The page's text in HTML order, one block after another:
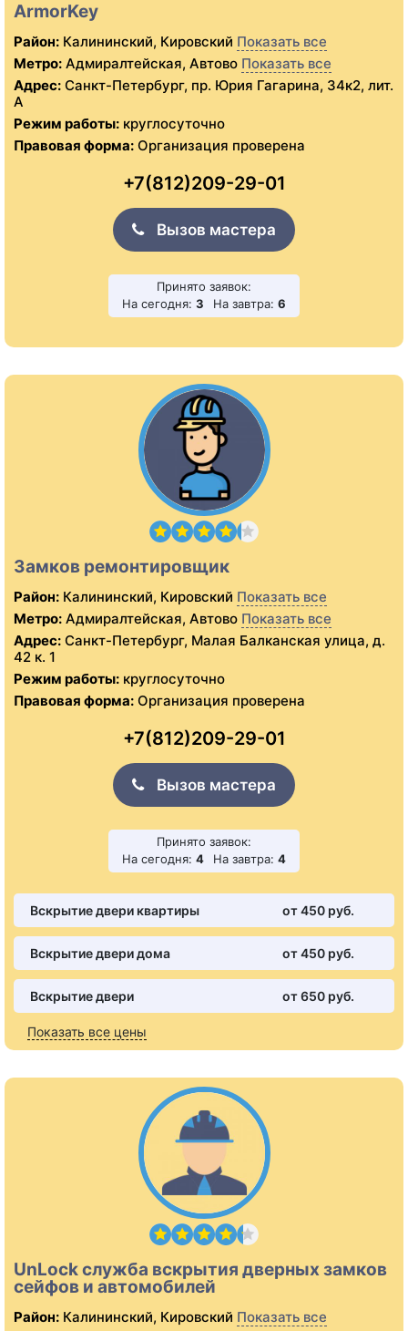
ArmorKey
Район: Калининский, Кировский Показать все
Метро: Адмиралтейская, Автово Показать все
Адрес: Санкт-Петербург, пр. Юрия Гагарина, 34к2, лит.
А
Режим работы: круглосуточно
Правовая форма: Организация проверена
+7(812)209-29-01
Вызов мастера
Принято заявок:
На сегодня: 3 На завтра: 6
Замков ремонтировщик
Район: Калининский, Кировский Показать все
Метро: Адмиралтейская, Автово Показать все
Адрес: Санкт-Петербург, Малая Балканская улица, д.
42 к. 1
Режим работы: круглосуточно
Правовая форма: Организация проверена
+7(812)209-29-01
Вызов мастера
Принято заявок:
На сегодня: 4 На завтра: 4
Вскрытие двери квартиры от 450 pуб.
Вскрытие двери дома от 450 pуб.
Вскрытие двери от 650 pуб.
Показать все цены
UnLock служба вскрытия дверных замков
сейфов и автомобилей
Район: Калининский, Кировский Показать все